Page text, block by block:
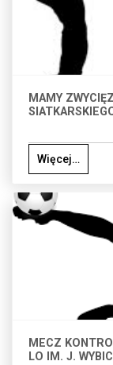
MAMY
Więcej…
MECZ
LO IM. J.